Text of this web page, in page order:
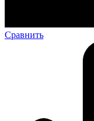
Сравнить